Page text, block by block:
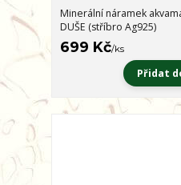
Minerální náramek
DUŠE (stříbro Ag925)
699 Kč/ks
Přidat